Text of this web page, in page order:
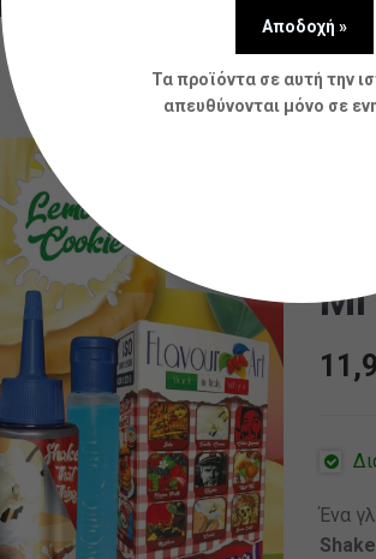
Ένα
Τα προϊόντα σε αυτή την
απευθύνονται μόνο σε